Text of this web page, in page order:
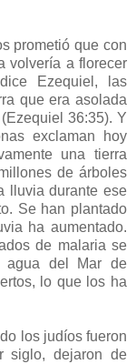
prometió que con
volvería a florecer
Ezequiel, las
que era asolada
36:35). Y
exclaman hoy
una tierra
de árboles
lluvia durante ese
Se han plantado
ha aumentado.
de malaria se
agua del Mar de
lo que los ha
los judíos fueron
siglo, dejaron de